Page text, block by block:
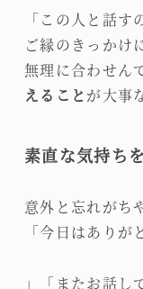
「この人と話す
ご縁のきっかけ
無理に合わせん
えること が大事
素直な気持ち
意外と忘れがち
「今日はありが
」「またお話し